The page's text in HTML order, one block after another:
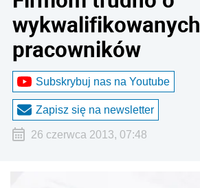
wykwalifikowanych
pracowników
Subskrybuj nas na Youtube
Zapisz się na newsletter
26 czerwca 2013, 07:48